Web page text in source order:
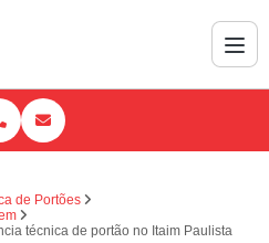
de Portões
técnica de portão no Itaim Paulista